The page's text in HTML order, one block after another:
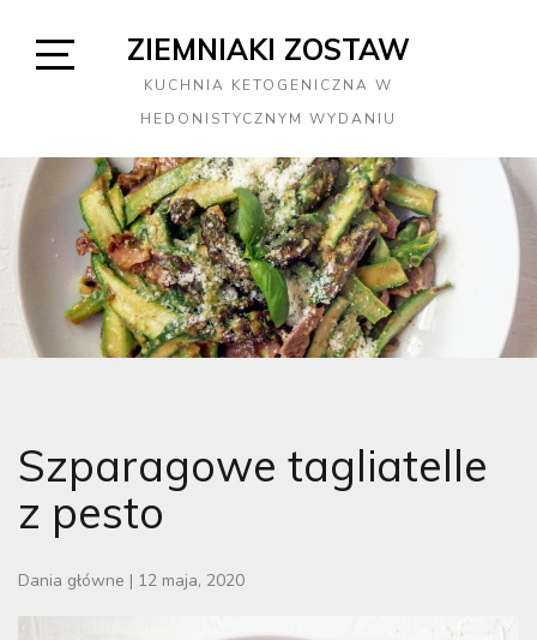
ZIEMNIAKI ZOSTAW
KUCHNIA KETOGENICZNA W
HEDONISTYCZNYM WYDANIU
Szparagowe tagliatelle
z pesto
Dania główne | 12 maja, 2020